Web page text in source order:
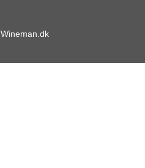
Wineman.dk